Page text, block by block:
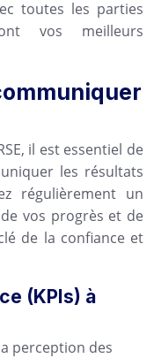
toutes les parties
vos meilleurs
il est essentiel de
les résultats
régulièrement un
vos progrès et de
de la confiance et
(KPIs) à
perception des